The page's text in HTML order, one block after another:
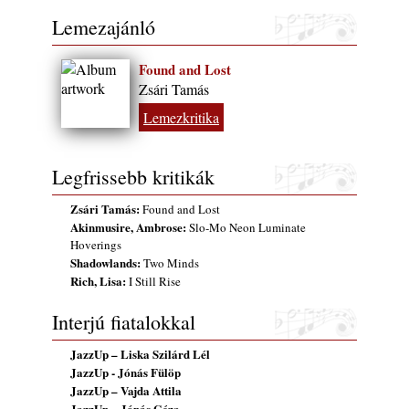
Vörösné Strausz Eszter + Vörös Bence
2026. július 30.
The Next Generation — 11. rész: Horváth
Szabolcs
2026. július 25.
Eged Márton: Old Songs
Zsári Tamás: Found and Lost
2026. július 24.
FREE JAZZ ALBUMS 2026 - 134. rész
2026. július 16.
A free jazz kiemelkedő alakjai - 79. rész:
2026. július 13.
Lemezajánló
Found and Lost
Zsári Tamás
Lemezkritika
Legfrissebb kritikák
Zsári Tamás:Found and Lost
Akinmusire, Ambrose:Slo-Mo Neon Luminate
Hoverings
Shadowlands:Two Minds
Rich, Lisa:I Still Rise
Interjú fiatalokkal
JazzUp – Liska Szilárd Lél
JazzUp - Jónás Fülöp
JazzUp – Vajda Attila